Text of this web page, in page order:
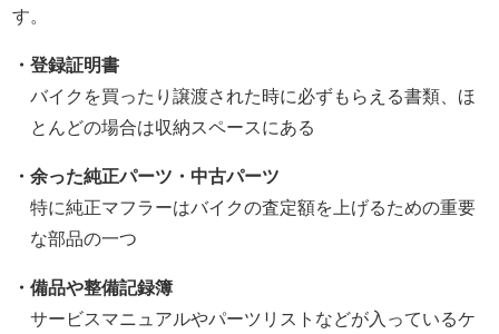
す。
・登録証明書
バイクを買ったり譲渡された時に必ずもらえる書類、ほ
とんどの場合は収納スペースにある
・余った純正パーツ・中古パーツ
特に純正マフラーはバイクの査定額を上げるための重要
な部品の一つ
・備品や整備記録簿
サービスマニュアルやパーツリストなどが入っているケ